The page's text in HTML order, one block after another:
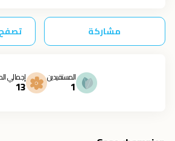
مشاركة
المستفيدين
1
إجمالي
13